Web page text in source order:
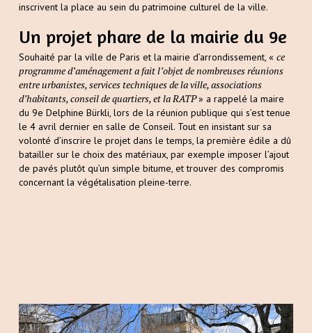
inscrivent la place au sein du patrimoine culturel de la ville.
Un projet phare de la mairie du 9e
Souhaité par la ville de Paris et la mairie d’arrondissement, « ce
programme d’aménagement a fait l’objet de nombreuses réunions
entre urbanistes, services techniques de la ville, associations
d’habitants, conseil de quartiers, et la RATP» a rappelé la maire
du 9e Delphine Bürkli, lors de la réunion publique qui s’est tenue
le 4 avril dernier en salle de Conseil. Tout en insistant sur sa
volonté d’inscrire le projet dans le temps, la première édile a dû
batailler sur le choix des matériaux, par exemple imposer l’ajout
de pavés plutôt qu’un simple bitume, et trouver des compromis
concernant la végétalisation pleine-terre.